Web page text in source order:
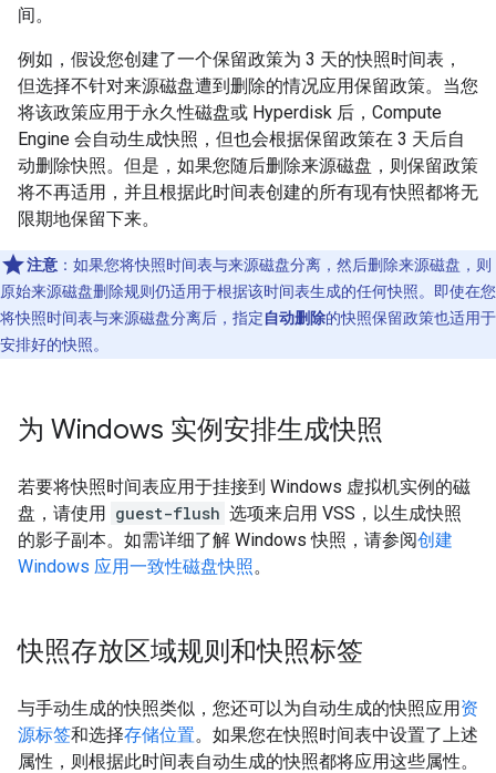
间。
例如，假设您创建了一个保留政策为 3 天的快照时间表，
但选择不针对来源磁盘遭到删除的情况应用保留政策。当您
将该政策应用于永久性磁盘或 Hyperdisk 后，Compute
Engine 会自动生成快照，但也会根据保留政策在 3 天后自
动删除快照。但是，如果您随后删除来源磁盘，则保留政策
将不再适用，并且根据此时间表创建的所有现有快照都将无
限期地保留下来。
注意 ：如果您将快照时间表与来源磁盘分离，然后删除来源磁盘，则
原始来源磁盘删除规则仍适用于根据该时间表生成的任何快照。即使在您
将快照时间表与来源磁盘分离后，指定自动删除的快照保留政策也适用于
安排好的快照。
为 Windows 实例安排生成快照
若要将快照时间表应用于挂接到 Windows 虚拟机实例的磁
盘，请使用 guest-flush 选项来启用 VSS，以生成快照
的影子副本。如需详细了解 Windows 快照，请参阅创建
Windows 应用一致性磁盘快照。
快照存放区域规则和快照标签
与手动生成的快照类似，您还可以为自动生成的快照应用资
源标签和选择存储位置。如果您在快照时间表中设置了上述
属性，则根据此时间表自动生成的快照都将应用这些属性。